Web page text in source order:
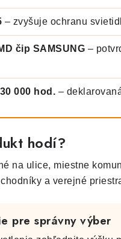
– zvyšuje ochranu
čip SAMSUNG –
000 hod. –
hodí?
na ulice, miestne
a verejné
pre správny výber